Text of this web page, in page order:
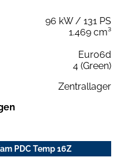
96 kW / 131 PS
1.469 cm³
Euro6d
4 (Green)
Zentrallager
PDC Temp 16Z